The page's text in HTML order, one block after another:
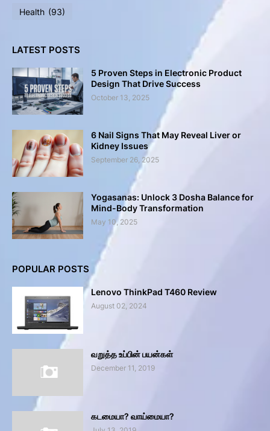
Health (93)
LATEST POSTS
5 Proven Steps in Electronic Product
Design That Drive Success
October 13, 2025
6 Nail Signs That May Reveal Liver or
Kidney Issues
September 26, 2025
Yogasanas: Unlock 3 Dosha Balance for
Mind-Body Transformation
May 10, 2025
POPULAR POSTS
Lenovo ThinkPad T460 Review
August 02, 2024
வறுத்த உப்பின் பயன்கள்
December 11, 2019
கடமையா? வாய்மையா?